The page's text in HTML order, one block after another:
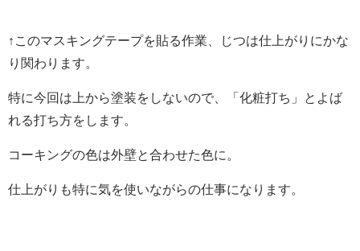
↑このマスキングテープを貼る作業、じつは仕上がりにかな
り関わります。
特に今回は上から塗装をしないので、「化粧打ち」とよば
れる打ち方をします。
コーキングの色は外壁と合わせた色に。
仕上がりも特に気を使いながらの仕事になります。